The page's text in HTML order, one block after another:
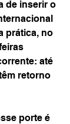
de inserir o
prática, no
até
retorno
porte é